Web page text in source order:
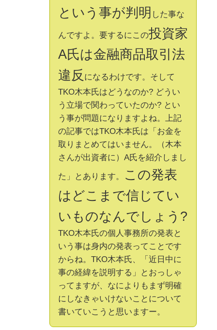
という事が判明 した事な
んですよ。要するにこの投資家
A氏は金融商品取引法
違反 になるわけです。そして
TKO木本氏はどうなのか? どうい
う立場で関わっていたのか? とい
う事が問題になりますよね。上記
の記事ではTKO木本氏は「お金を
取りまとめてはいません。（木本
さんが出資者に）A氏を紹介しまし
た」とあります。
この発表
はどこまで信じてい
いものなんでしょう?
TKO木本氏の個人事務所の発表と
いう事は身内の発表ってことです
からね。TKO木本氏、「近日中に
事の経緯を説明する」とおっしゃ
ってますが、なによりもまず明確
にしなきゃいけないことについて
書いていこうと思いますー。